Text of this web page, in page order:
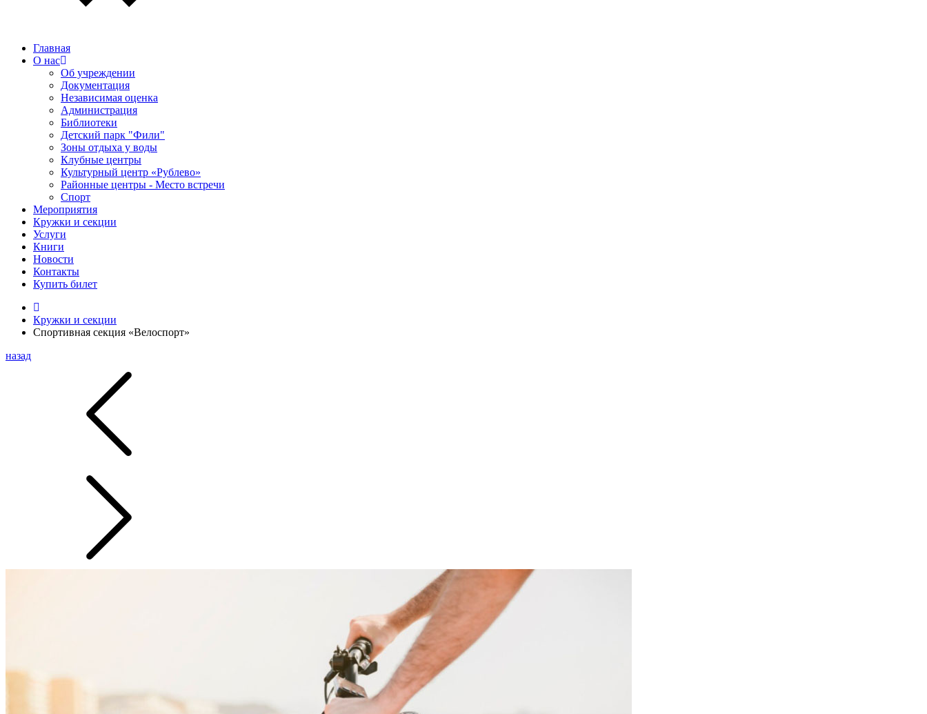
Главная
О нас
Об учреждении
Документация
Независимая оценка
Администрация
Библиотеки
Детский парк "Фили"
Зоны отдыха у воды
Клубные центры
Культурный центр «Рублево»
Районные центры - Место встречи
Спорт
Мероприятия
Кружки и секции
Услуги
Книги
Новости
Контакты
Купить билет
Кружки и секции
Спортивная секция «Велоспорт»
назад